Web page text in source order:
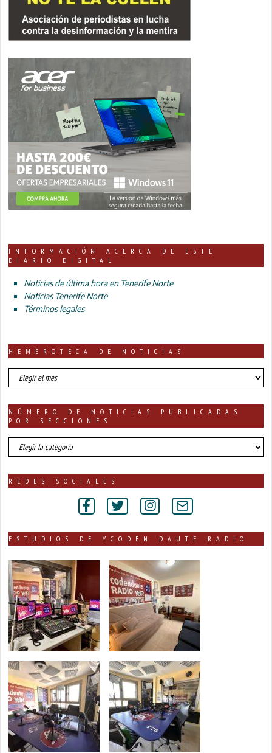
INFORMACIÓN ACERCA DE ESTE
DIARIO DIGITAL
Noticias de última hora en Tenerife Norte
Noticias Tenerife Norte
Términos legales
HEMEROTECA DE NOTICIAS
HEMEROTECA
DE
NÚMERO DE NOTICIAS PUBLICADAS
POR SECCIONES
número
de
publicadas
REDES SOCIALES
ESTUDIOS DE YCODEN DAUTE RADIO